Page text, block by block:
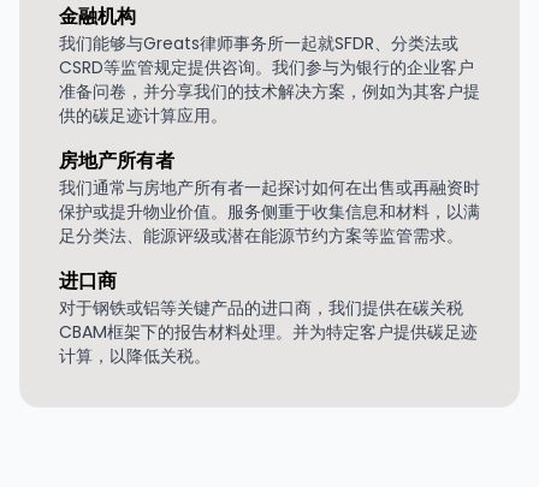
金融机构
我们能够与Greats律师事务所一起就SFDR、分类法或
CSRD等监管规定提供咨询。我们参与为银行的企业客户
准备问卷，并分享我们的技术解决方案，例如为其客户提
供的碳足迹计算应用。
房地产所有者
我们通常与房地产所有者一起探讨如何在出售或再融资时
保护或提升物业价值。服务侧重于收集信息和材料，以满
足分类法、能源评级或潜在能源节约方案等监管需求。
进口商
对于钢铁或铝等关键产品的进口商，我们提供在碳关税
CBAM框架下的报告材料处理。并为特定客户提供碳足迹
计算，以降低关税。